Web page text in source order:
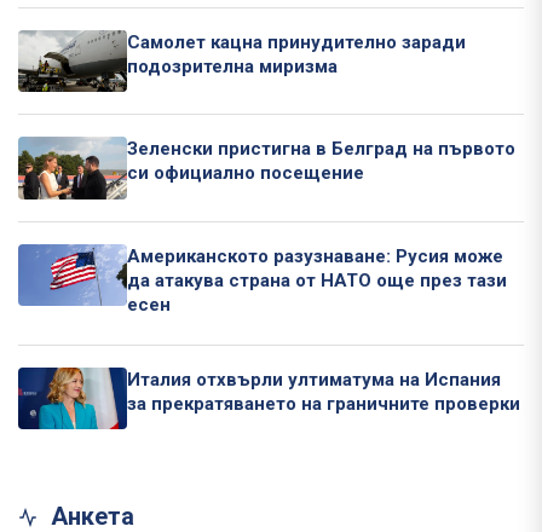
Самолет кацна принудително заради
подозрителна миризма
Зеленски пристигна в Белград на първото
си официално посещение
Американското разузнаване: Русия може
да атакува страна от НАТО още през тази
есен
Италия отхвърли ултиматума на Испания
за прекратяването на граничните проверки
Анкета